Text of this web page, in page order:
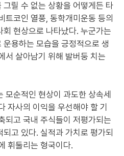
릴 수 없는 상황을 어떻게든 타
트코인 열풍, 동학개미운동 등의
현상으로 나타났다. 누군가는
용하는 모습을 긍정적으로 생
서 살아남기 위해 발버둥 치는
모순적인 현상이 과도한 상속세
자사의 이익을 우선해야 할 기
되고 국내 주식들이 저평가되는
고 있다. 실적과 가치로 평가되
휘둘리는 형국이다.